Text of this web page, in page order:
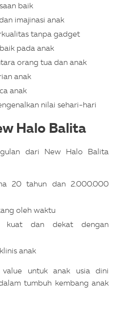
baik
imajinasi anak
tanpa gadget
pada anak
orang tua dan anak
anak
anak
nilai sehari-hari
Halo Balita
dari New Halo Balita
20 tahun dan 2.000.000
oleh waktu
kuat dan dekat dengan
anak
untuk anak usia dini
tumbuh kembang anak